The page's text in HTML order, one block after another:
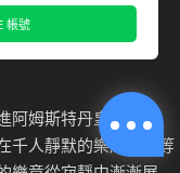
音樂節》
紀音樂顯學
阿姆斯特丹皇家音樂
千人靜默的樂席中，等
帳號